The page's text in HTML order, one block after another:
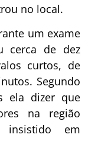
no local.
um exame
cerca de dez
curtos, de
Segundo
ela dizer que
na região
em